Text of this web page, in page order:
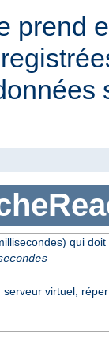
prend
qui
virtuel,